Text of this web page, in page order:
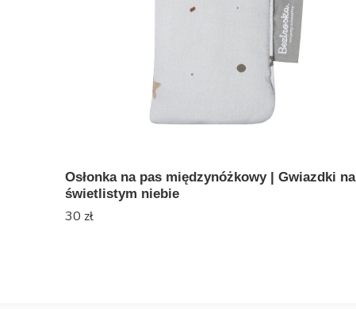
Osłonka na pas międzynóżkowy | Gwiazdki na
świetlistym niebie
30 zł